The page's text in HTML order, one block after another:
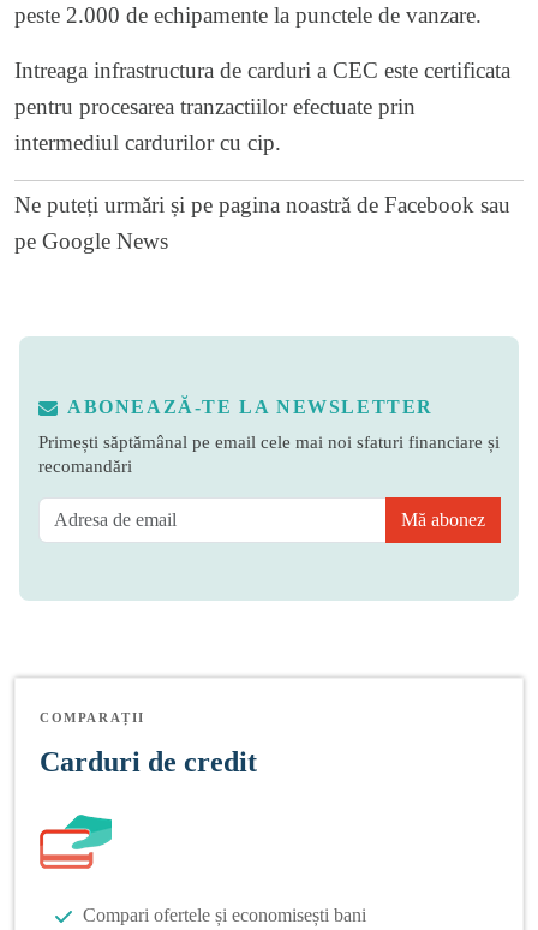
peste 2.000 de echipamente la punctele de vanzare.
Intreaga infrastructura de carduri a CEC este certificata
pentru procesarea tranzactiilor efectuate prin
intermediul cardurilor cu cip.
Ne puteți urmări și pe pagina noastră de Facebook sau
pe Google News
ABONEAZĂ-TE LA NEWSLETTER
Primești săptămânal pe email cele mai noi sfaturi financiare și
recomandări
Mă abonez
COMPARAȚII
Carduri de credit
Compari ofertele și economisești bani